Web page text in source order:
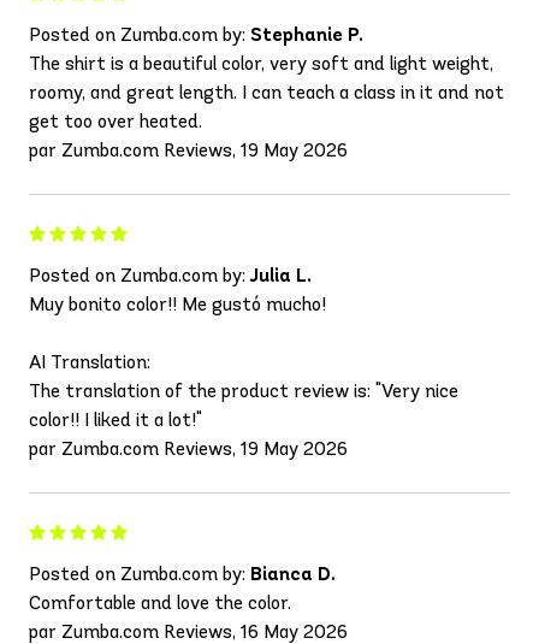
Posted on Zumba.com by: Stephanie P.
The shirt is a beautiful color, very soft and light weight,
roomy, and great length. I can teach a class in it and not
get too over heated.
par Zumba.com Reviews, 19 May 2026
Posted on Zumba.com by:Julia L.
Muy bonito color!! Me gustó mucho!
AI Translation:
The translation of the product review is: "Very nice
color!! I liked it a lot!"
par Zumba.com Reviews, 19 May 2026
Posted on Zumba.com by: Bianca D.
Comfortable and love the color.
par Zumba.com Reviews, 16 May 2026